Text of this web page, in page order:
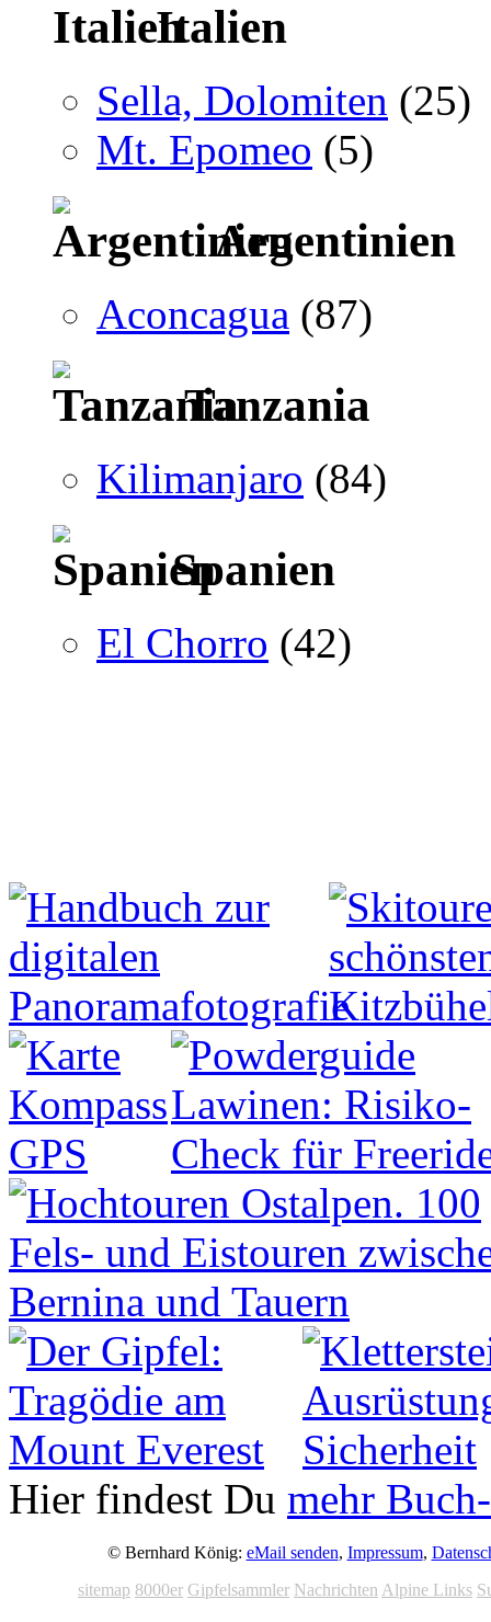
Italien
Sella, Dolomiten (25)
Mt. Epomeo (5)
Argentinien
Aconcagua (87)
Tanzania
Kilimanjaro (84)
Spanien
El Chorro (42)
Hier findest Du mehr
© Bernhard König: eMail senden, Impressum,
sitemap 8000er Gipfelsammler Nachrichten Alpine Links